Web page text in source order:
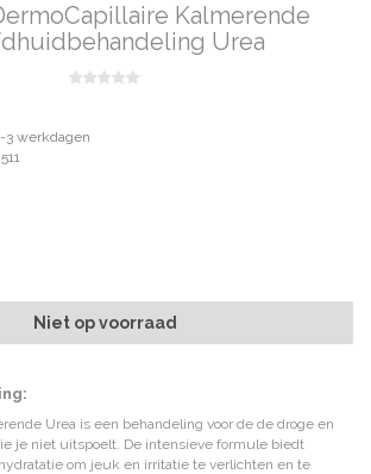
Kalmerende
Urea
3 werkdagen
Niet op voorraad
Urea is een behandeling voor de de droge en
je niet uitspoelt. De intensieve formule biedt
om jeuk en irritatie te verlichten en te